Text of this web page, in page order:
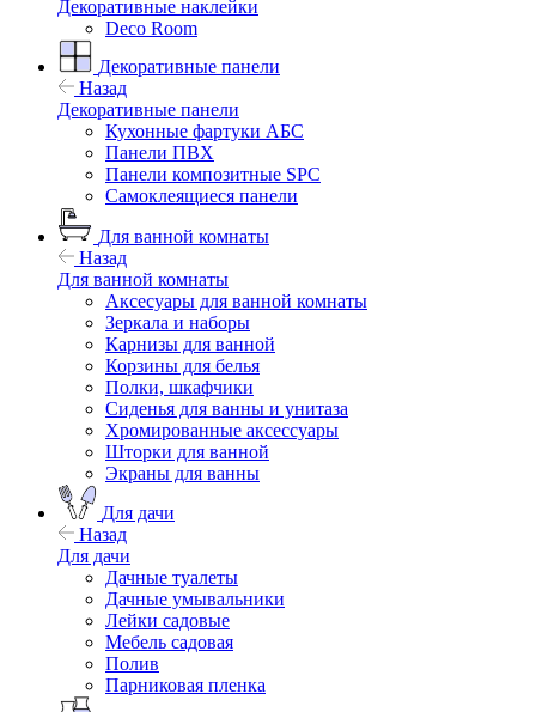
Декоративные наклейки
Deco Room
Декоративные панели
Назад
Декоративные панели
Кухонные фартуки АБС
Панели ПВХ
Панели композитные SPC
Самоклеящиеся панели
Для ванной комнаты
Назад
Для ванной комнаты
Аксесуары для ванной комнаты
Зеркала и наборы
Карнизы для ванной
Корзины для белья
Полки, шкафчики
Сиденья для ванны и унитаза
Хромированные аксессуары
Шторки для ванной
Экраны для ванны
Для дачи
Назад
Для дачи
Дачные туалеты
Дачные умывальники
Лейки садовые
Мебель садовая
Полив
Парниковая пленка